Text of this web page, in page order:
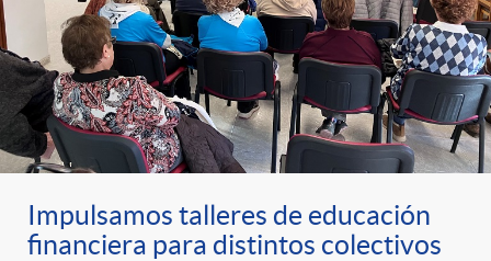
Impulsamos talleres de educación
financiera para distintos colectivos